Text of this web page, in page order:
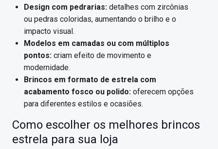
Design com pedrarias: detalhes com zircônias
ou pedras coloridas, aumentando o brilho e o
impacto visual.
Modelos em camadas ou com múltiplos
pontos: criam efeito de movimento e
modernidade.
Brincos em formato de estrela com
acabamento fosco ou polido: oferecem opções
para diferentes estilos e ocasiões.
Como escolher os melhores brincos
estrela para sua loja